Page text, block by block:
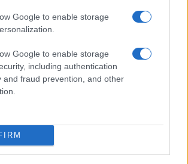
Google to enable storage
Google to enable storage
including authentication
and fraud prevention, and other